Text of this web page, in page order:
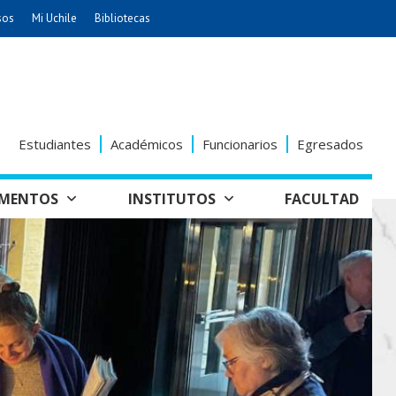
Cs. Sociales
Economía y Negocios
Gobierno
Odontología
Estudios Internacionales
de
Bachillerato
Hospital Clínico
Mi Uchile Bibliotecas
Estudiantes Académicos Funcionarios Egresados
INSTITUTOS
Vivienda
Historia y
Patrimonio
FACULTAD